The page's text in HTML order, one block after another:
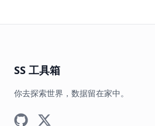
SS 工具箱
你去探索世界，数据留在家中。